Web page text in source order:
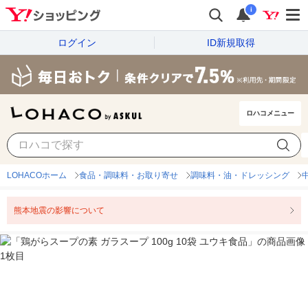
i
ログイン ID新規取得
ロハコメニュー
LOHACOホーム 食品・調味料・お取り寄せ 調味料・油・ドレッシング
熊本地震の影響について